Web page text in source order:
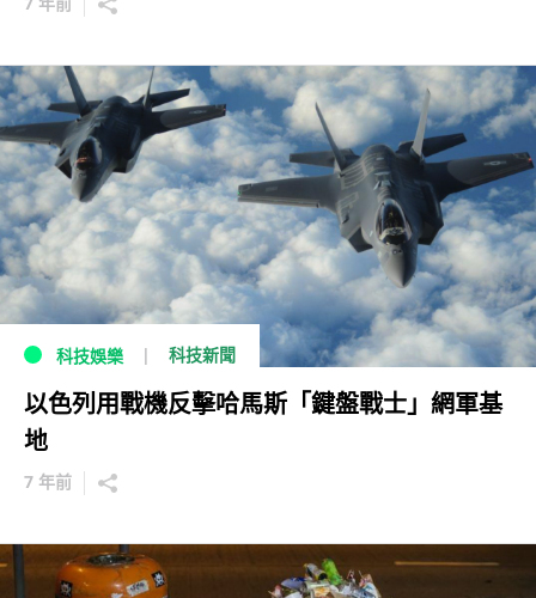
科技娛樂 科技新聞
以色列用戰機反擊哈馬斯「鍵盤戰士」網軍基
地
7 年前